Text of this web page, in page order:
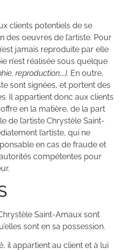
clients potentiels de se
oeuvres de l’artiste. Pour
jamais reproduite par elle
n’est réalisée sous quelque
reproduction,…). En outre,
sont signées, et portent des
. Il appartient donc aux clients
en la matière, de la part
de l’artiste Chrystèle Saint-
l’artiste, qui ne
en cas de fraude et
compétentes pour
Saint-Amaux sont
sont en sa possession.
il appartient au client et à lui